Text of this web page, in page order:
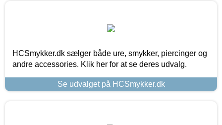
HCSmykker.dk sælger både ure, smykker, piercinger og
andre accessories. Klik her for at se deres udvalg.
Se udvalget på HCSmykker.dk